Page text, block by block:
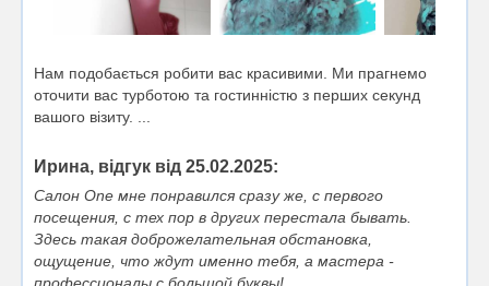
Нам подобається робити вас красивими. Ми прагнемо
оточити вас турботою та гостинністю з перших секунд
вашого візиту. ...
Ирина, відгук від 25.02.2025:
Салон One мне понравился сразу же, с первого
посещения, с тех пор в других перестала бывать.
Здесь такая доброжелательная обстановка,
ощущение, что ждут именно тебя, а мастера -